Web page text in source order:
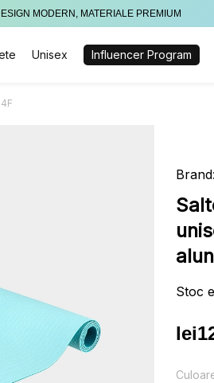
MODERN, MATERIALE PREMIUM
Unisex Influencer Program
Brand:
lei
Stoc